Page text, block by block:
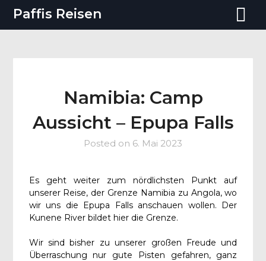
Paffis Reisen
Namibia: Camp
Aussicht – Epupa Falls
Posted on 6. Mai 2023
Es geht weiter zum nördlichsten Punkt auf
unserer Reise, der Grenze Namibia zu Angola, wo
wir uns die Epupa Falls anschauen wollen. Der
Kunene River bildet hier die Grenze.
Wir sind bisher zu unserer großen Freude und
Überraschung nur gute Pisten gefahren, ganz